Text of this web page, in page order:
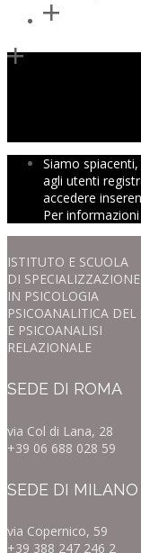
Siamo
agli utenti
accedere
Per
ISTITUTO E SCUOLA
DI SPECIALIZZAZIONE
IN PSICOLOGIA
PSICOANALITICA DEL
E PSICOANALISI
RELAZIONALE
SEDE DI ROMA
via Col di Lana, 28
+39 06 688 028 59
SEDE DI MILANO
via Copernico, 59
+39 388 247 246 2